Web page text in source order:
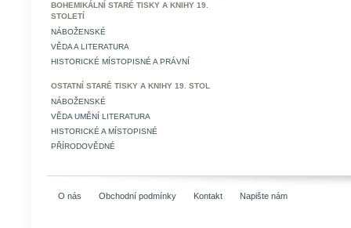
BOHEMIKÁLNÍ STARÉ TISKY A KNIHY 19.
STOLETÍ
NÁBOŽENSKÉ
VĚDA A LITERATURA
HISTORICKÉ MÍSTOPISNÉ A PRÁVNÍ
OSTATNÍ STARÉ TISKY A KNIHY 19. STOL
NÁBOŽENSKÉ
VĚDA UMĚNÍ LITERATURA
HISTORICKÉ A MÍSTOPISNÉ
PŘÍRODOVĚDNÉ
O nás Obchodní podmínky Kontakt Napište nám